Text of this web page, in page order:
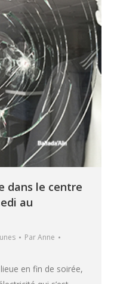
dans le centre
au
ParAnne
en fin de soirée,